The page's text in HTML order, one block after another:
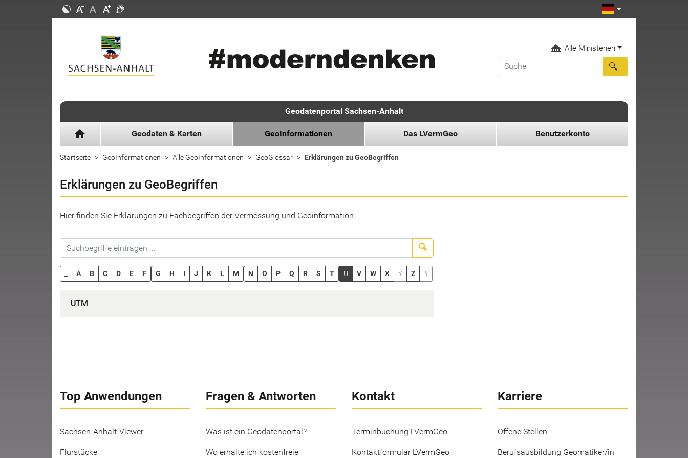
Alle Ministerien
Geodatenportal Sachsen-Anhalt
home Geodaten & Karten GeoInformationen Das LVermGeo Benutzerkonto
Startseite GeoInformationen Alle GeoInformationen GeoGlossar Erklärungen zu GeoBegriffen
Erklärungen zu GeoBegriffen
Hier finden Sie Erklärungen zu Fachbegriffen der Vermessung und Geoinformation.
A B C D E F G H I J K L M N O P Q R S T U V W X Y Z #
UTM
Top Anwendungen
Sachsen-Anhalt-Viewer
Flurstücke
Fragen & Antworten
Was ist ein Geodatenportal?
Wo erhalte ich kostenfreie
Kontakt
Terminbuchung LVermGeo
Kontaktformular LVermGeo
Karriere
Offene Stellen
Berufsausbildung Geomatiker/in